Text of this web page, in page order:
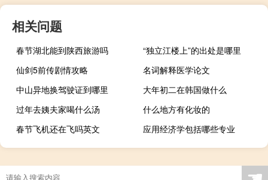
相关问题
春节湖北能到陕西旅游吗
“独立江楼上”的出处是哪里
仙剑5前传剧情攻略
名词解释医学论文
中山异地换驾驶证到哪里
大年初二在韩国做什么
过年去姨夫家喝什么汤
什么地方有化妆的
春节飞机还在飞吗英文
应用经济学包括哪些专业